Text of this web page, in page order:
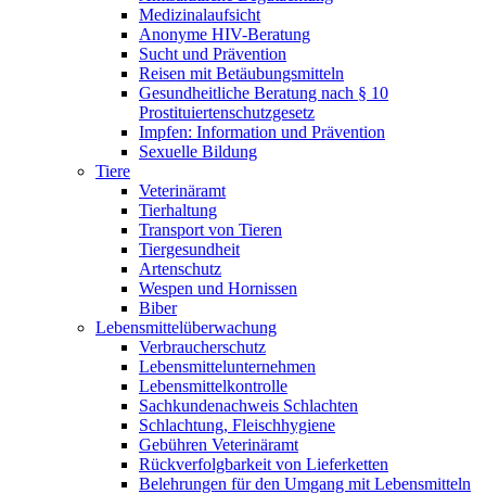
Medizinalaufsicht
Anonyme HIV-Beratung
Sucht und Prävention
Reisen mit Betäubungsmitteln
Gesundheitliche Beratung nach § 10
Prostituiertenschutzgesetz
Impfen: Information und Prävention
Sexuelle Bildung
Tiere
Veterinäramt
Tierhaltung
Transport von Tieren
Tiergesundheit
Artenschutz
Wespen und Hornissen
Biber
Lebensmittelüberwachung
Verbraucherschutz
Lebensmittelunternehmen
Lebensmittelkontrolle
Sachkundenachweis Schlachten
Schlachtung, Fleischhygiene
Gebühren Veterinäramt
Rückverfolgbarkeit von Lieferketten
Belehrungen für den Umgang mit Lebensmitteln